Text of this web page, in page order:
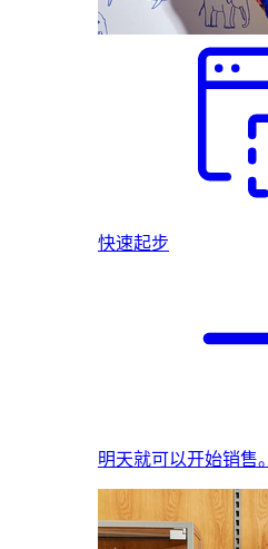
快速起步
明天就可以开始销售。